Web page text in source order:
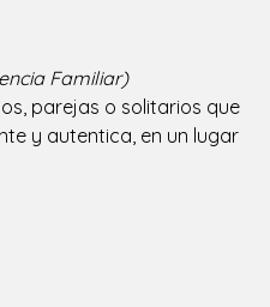
Familiar)
parejas o solitarios que
y autentica, en un lugar